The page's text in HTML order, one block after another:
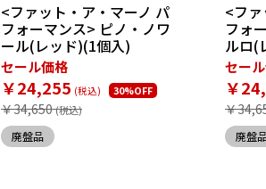
<ファット・ア・マーノ パ
フォーマンス> ピノ・ノワ
ール(レッド)(1個入)
セール価格
￥24,255 30%OFF
￥34,650
廃盤品
<フ
フォ
ルロ(
セー
￥
￥
廃盤